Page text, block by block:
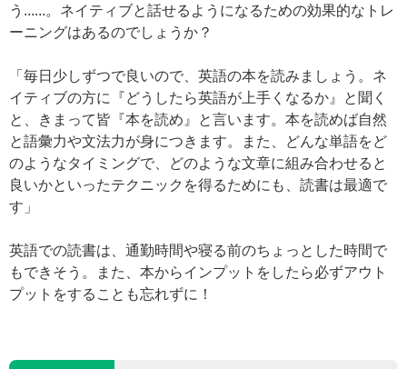
う......。ネイティブと話せるようになるための効果的なトレ
ーニングはあるのでしょうか？
「毎日少しずつで良いので、英語の本を読みましょう。ネ
イティブの方に『どうしたら英語が上手くなるか』と聞く
と、きまって皆『本を読め』と言います。本を読めば自然
と語彙力や文法力が身につきます。また、どんな単語をど
のようなタイミングで、どのような文章に組み合わせると
良いかといったテクニックを得るためにも、読書は最適で
す」
英語での読書は、通勤時間や寝る前のちょっとした時間で
もできそう。また、本からインプットをしたら必ずアウト
プットをすることも忘れずに！